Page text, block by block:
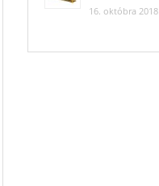
16. októbra 2018